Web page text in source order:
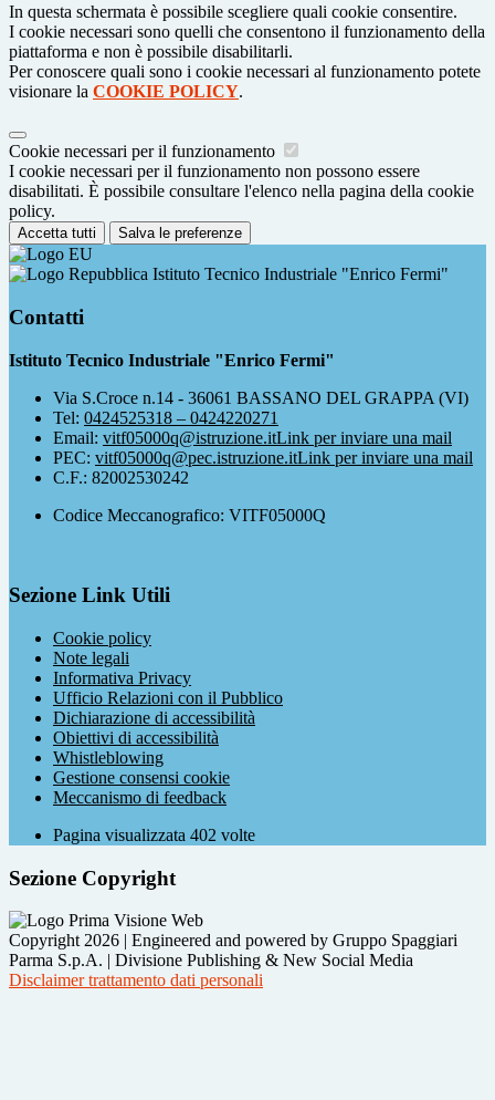
In questa schermata è possibile scegliere quali cookie consentire.
I cookie necessari sono quelli che consentono il funzionamento della
piattaforma e non è possibile disabilitarli.
Per conoscere quali sono i cookie necessari al funzionamento potete
visionare la COOKIE POLICY.
Cookie necessari per il funzionamento
I cookie necessari per il funzionamento non possono essere
disabilitati. È possibile consultare l'elenco nella pagina della cookie
policy.
Accetta tutti Salva le preferenze
Istituto Tecnico Industriale "Enrico Fermi"
Contatti
Istituto Tecnico Industriale "Enrico Fermi"
Via S.Croce n.14 - 36061 BASSANO DEL GRAPPA (VI)
Tel: 0424525318 – 0424220271
Email: vitf05000q@istruzione.itLink per inviare una mail
PEC: vitf05000q@pec.istruzione.itLink per inviare una mail
C.F.: 82002530242
Codice Meccanografico: VITF05000Q
Sezione Link Utili
Cookie policy
Note legali
Informativa Privacy
Ufficio Relazioni con il Pubblico
Dichiarazione di accessibilità
Obiettivi di accessibilità
Whistleblowing
Gestione consensi cookie
Meccanismo di feedback
Pagina visualizzata 402 volte
Sezione Copyright
Copyright 2026 | Engineered and powered by Gruppo Spaggiari
Parma S.p.A. | Divisione Publishing & New Social Media
Disclaimer trattamento dati personali